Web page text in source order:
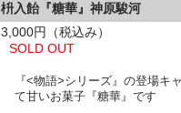
枡入飴『糖華』神原駿河
3,000円（税込み）
SOLD OUT
『<物語>シリーズ』の登場キ
て甘いお菓子『糖華』です